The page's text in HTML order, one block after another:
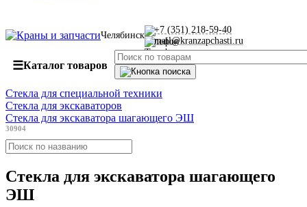
Челябинск
+7 (351) 218-59-40
mail@kranzapchasti.ru
☰Каталог товаров
Стекла для специальной техники
Стекла для экскаваторов
Стекла для экскаватора шагающего ЭШ
30904
Стекла для экскаватора шагающего
ЭШ